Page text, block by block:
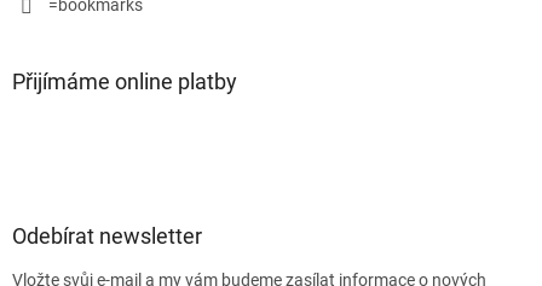
=bookmarks
Přijímáme online platby
Odebírat newsletter
Vložte svůj e-mail a my vám budeme zasílat informace o nových